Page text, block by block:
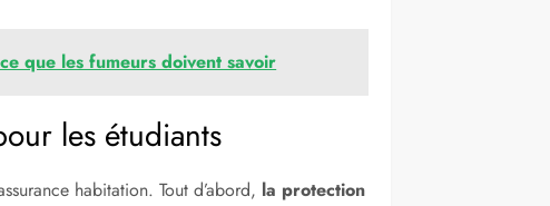
que les fumeurs doivent savoir
les étudiants
habitation. Tout d’abord, la protection